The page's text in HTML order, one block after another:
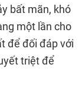
bất mãn, khó
một lần cho
để đối đáp với
triệt để